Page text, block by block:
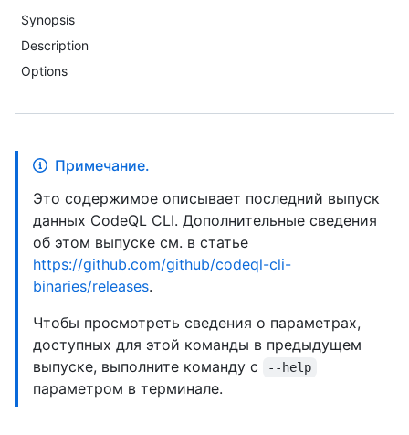
Synopsis
Description
Options
Примечание.
Это содержимое описывает последний выпуск
данных CodeQL CLI. Дополнительные сведения
об этом выпуске см. в статье
https://github.com/github/codeql-cli-
binaries/releases.
Чтобы просмотреть сведения о параметрах,
доступных для этой команды в предыдущем
выпуске, выполните команду с
--help
параметром в терминале.